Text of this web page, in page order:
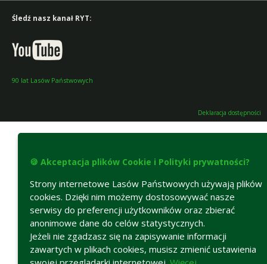
Śledź nasz kanał RYT:
90 lat Lasów Państwowych
Deklaracja dostępności
🍪 Akceptacja plików Cookie i Polityki prywatności?
Strony internetowe Lasów Państwowych używają plików
cookies. Dzięki nim możemy dostosowywać nasze
serwisy do preferencji użytkowników oraz zbierać
anonimowe dane do celów statystycznych.
Jeżeli nie zgadzasz się na zapisywanie informacji
zawartych w plikach cookies, musisz zmienić ustawienia